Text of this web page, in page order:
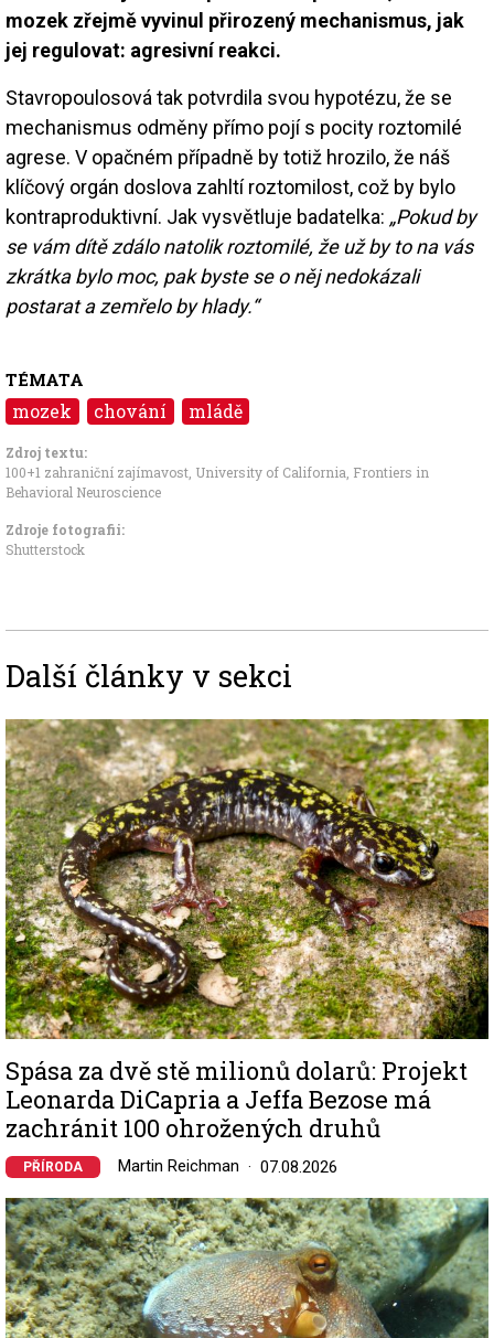
mozek zřejmě vyvinul přirozený mechanismus, jak
jej regulovat: agresivní reakci.
Stavropoulosová tak potvrdila svou hypotézu, že se
mechanismus odměny přímo pojí s pocity roztomilé
agrese. V opačném případně by totiž hrozilo, že náš
klíčový orgán doslova zahltí roztomilost, což by bylo
kontraproduktivní. Jak vysvětluje badatelka: „Pokud by
se vám dítě zdálo natolik roztomilé, že už by to na vás
zkrátka bylo moc, pak byste se o něj nedokázali
postarat a zemřelo by hlady.“
TÉMATA
mozek chování mládě
Zdroj textu:
100+1 zahraniční zajímavost University of California Frontiers in
Behavioral Neuroscience
Zdroje fotografii:
Shutterstock
Další články v sekci
Image
Spása za dvě stě milionů dolarů: Projekt
Leonarda DiCapria a Jeffa Bezose má
zachránit 100 ohrožených druhů
PŘÍRODA Martin Reichman 07.08.2026
Image